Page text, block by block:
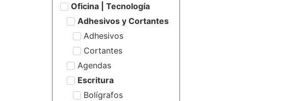
Oficina | Tecnología
Adhesivos y Cortantes
Adhesivos
Cortantes
Agendas
Escritura
Bolígrafos